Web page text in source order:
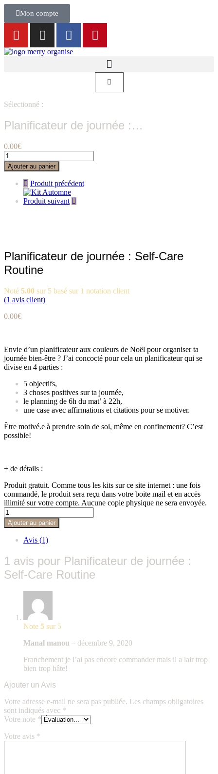
Mon compte
Sélectionné :
Planificateur de journée :…
0.00€
Ajouter au panier
Produit précédent
Produit suivant
Planificateur de journée : Self-Care
Routine
Noté 5.00 sur 5 basé sur 1 notation client
(1 avis client)
0.00€
Envie d’un planificateur aux couleurs de Noël pour organiser ta
journée bien-être ? J’ai concocté pour cela un planificateur qui se
divise en 4 parties :
5 objectifs,
3 choses positives sur ta journée,
le planning de 6h du mat’ à 22h,
une case avec affirmations et citations pour se motiver.
Être motivé.e à prendre soin de soi, même en confinement? C’est
possible!
+ de détails :
Produit gratuit. Comme tous les kits sur ce site internet : une fois
commandé, le produit sera reçu dans votre boite mail et en accès
illimité sur votre compte. Aucune copie physique ne sera envoyée.
Ajouter au panier
Avis (1)
1 avis pour Planificateur de journée :
Self-Care Routine
Note 5 sur 5
Manal manou – décembre 9, 2020
Franchement je l’ai pas encore commander mais il a lair trop
bien trop hâte!
Ajouter un Avis
Votre adresse e-mail ne sera pas publiée. Les champs obligatoires
sont indiqués avec *
Votre note *
Votre avis *